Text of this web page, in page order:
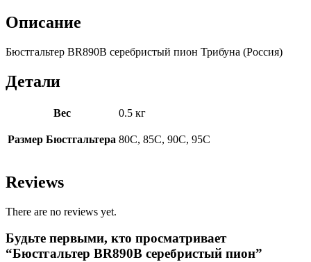
Описание
Бюстгальтер BR890B серебристый пион Трибуна (Россия)
Детали
Вес 0.5 кг
Размер Бюстгальтера 80C, 85C, 90C, 95C
Reviews
There are no reviews yet.
Будьте первыми, кто просматривает
“Бюстгальтер BR890B серебристый пион”